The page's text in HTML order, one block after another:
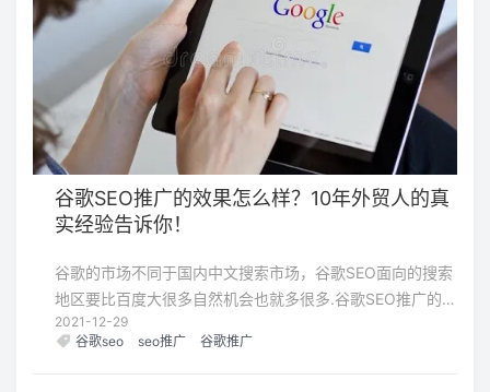
谷歌SEO推广的效果怎么样？10年外贸人的真
实经验告诉你！
谷歌的市场不同于国内中文搜索市场，谷歌SEO面向的搜索
地区要比百度大很多自然机会也就多很多.谷歌SEO推广的主
要目的还是解决用户的搜索需求的，当然用户对于产品的需
求也算是众多搜索需求里面的一种
2021-12-29
谷歌seo
seo推广 谷歌推广